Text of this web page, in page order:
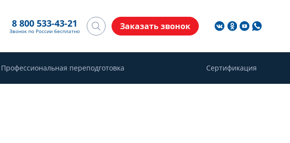
8 800 533-43-21
Звонок по России бесплатно Заказать звонок
Профессиональная переподготовка Сертификация